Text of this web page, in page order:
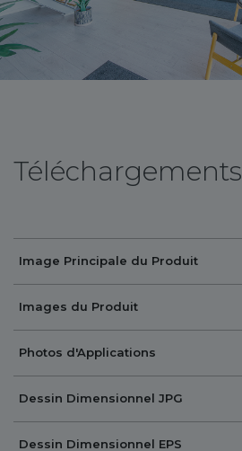
Téléchargements
Image Principale du Produit
Images du Produit
Photos d'Applications
Dessin Dimensionnel JPG
Dessin Dimensionnel EPS